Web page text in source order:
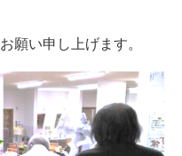
願い申し上げます。